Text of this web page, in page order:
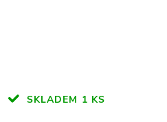
SKLADEM 1 KS